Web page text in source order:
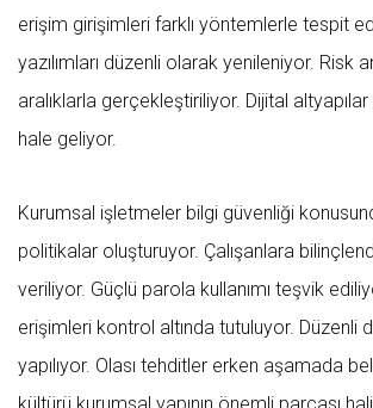
erişim girişimleri farklı yöntemlerle tespit
yazılımları düzenli olarak yenileniyor. Risk
aralıklarla gerçekleştiriliyor. Dijital altyapılar
hale geliyor.
Kurumsal işletmeler bilgi güvenliği
politikalar oluşturuyor. Çalışanlara
veriliyor. Güçlü parola kullanımı teşvik
erişimleri kontrol altında tutuluyor. Düzenli
yapılıyor. Olası tehditler erken aşamada